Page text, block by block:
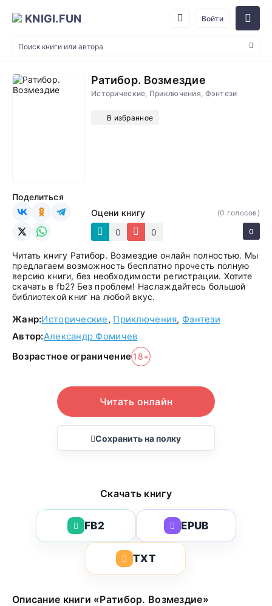
KNIGI.FUN Войти
Ратибор. Возмездие
Исторические, Приключения, Фэнтези
В избранное
Оцени книгу
0
0
(0 голосов)
0
Поделиться
Читать книгу Ратибор. Возмездие онлайн полностью. Мы
предлагаем возможность бесплатно прочесть полную
версию книги, без необходимости регистрации. Хотите
скачать в fb2? Без проблем! Наслаждайтесь большой
библиотекой книг на любой вкус.
Жанр:Исторические, Приключения, Фэнтези
Автор:Александр Фомичев
Возрастное ограничение 18+
Читать онлайн
Сохранить на полку
Скачать книгу
FB2 EPUB
TXT
Описание книги «Ратибор. Возмездие»